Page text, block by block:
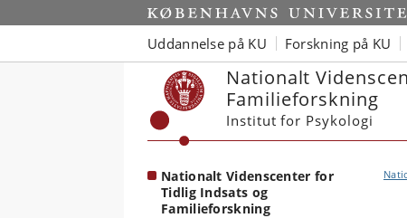
Start
Uddannelse på KU Forskning på KU
Nationalt
Familieforskning
Institut for Psykologi
Nationalt Videnscenter for
Tidlig Indsats og
Familieforskning